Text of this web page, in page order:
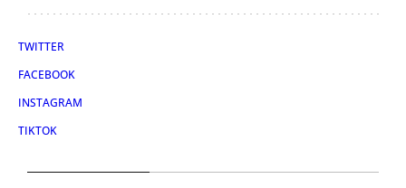
TWITTER
FACEBOOK
INSTAGRAM
TIKTOK